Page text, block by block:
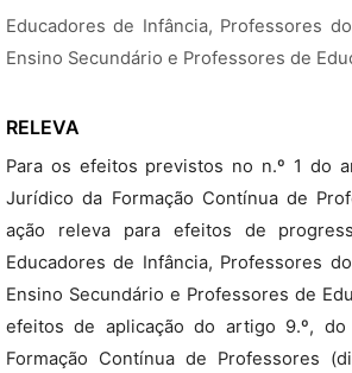
Educadores de Infância, Professores
Ensino Secundário e Professores de
RELEVA
Para os efeitos previstos no n.º 1 do
Jurídico da Formação Contínua de
ação releva para efeitos de
Educadores de Infância, Professores
Ensino Secundário e Professores de
efeitos de aplicação do artigo 9.º, do
Formação Contínua de Professores